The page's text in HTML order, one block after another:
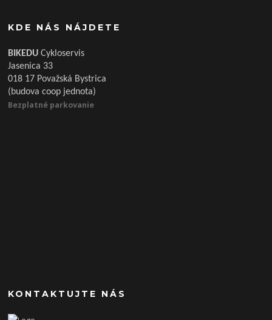
KDE NÁS NÁJDETE
BIKEDUCykloservis
Jasenica 33
018 17 Považská Bystrica
(budova coop jednota)
Bezplatné parkovanie
KONTAKTUJTE NÁS